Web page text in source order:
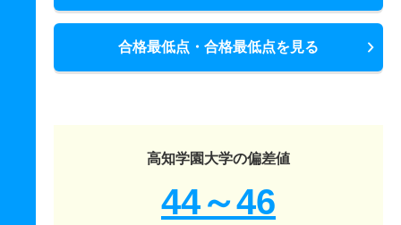
合格最低点・合格最低点を見る
高知学園大学の偏差値
44～46